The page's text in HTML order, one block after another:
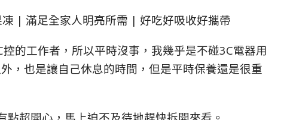
| 滿足全家人明亮所需 | 好吃好吸收好攜帶
的工作者，所以平時沒事，我幾乎是不碰3C電器用
，也是讓自己休息的時間，但是平時保養還是很重